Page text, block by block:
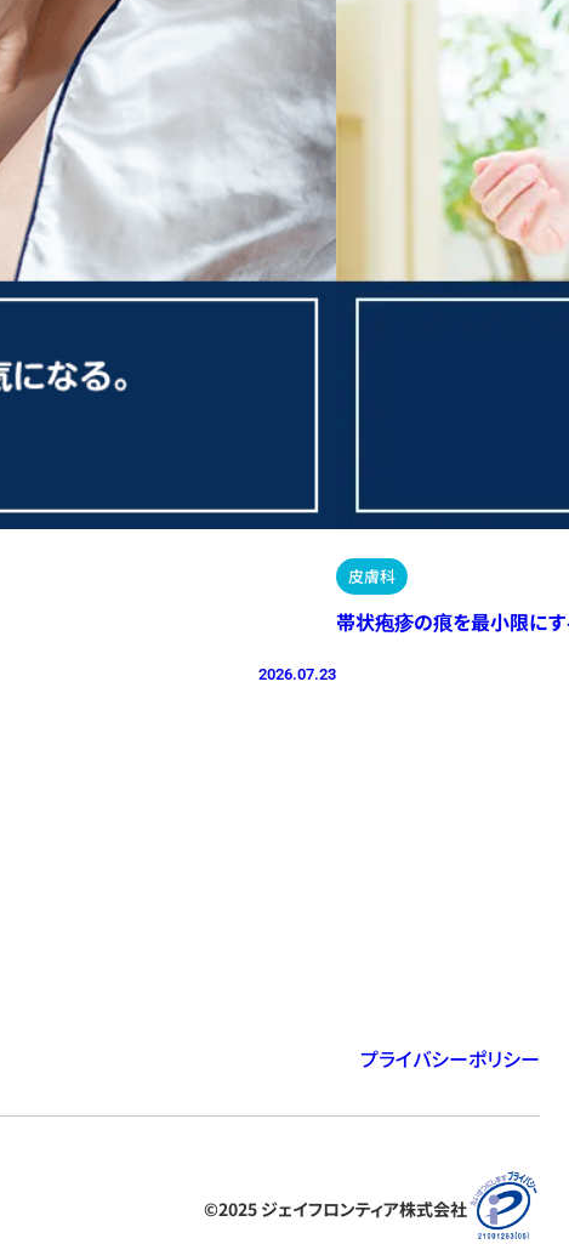
2026.07.23
皮膚科
帯状疱疹の痕を最小限にす
プライバシーポリシー
©2025 ジェイフロンティア株式会社